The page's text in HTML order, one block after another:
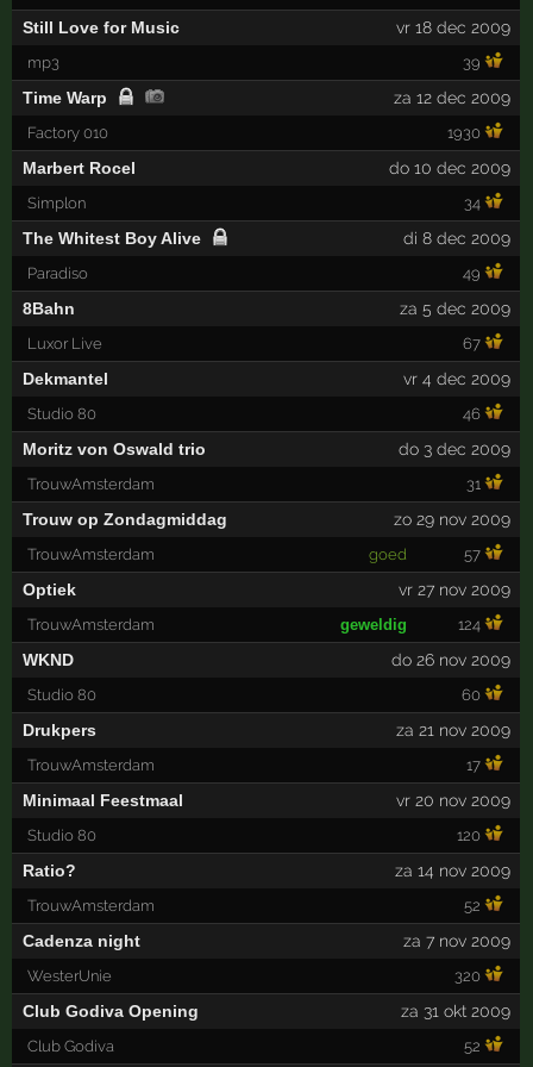
Still Love for Music vr 18 dec 2009
mp3 39
Time Warp za 12 dec 2009
Factory 010 1930
Marbert Rocel do 10 dec 2009
Simplon 34
The Whitest Boy Alive di 8 dec 2009
Paradiso 49
8Bahn za 5 dec 2009
Luxor Live 67
Dekmantel vr 4 dec 2009
Studio 80 46
Moritz von Oswald trio do 3 dec 2009
TrouwAmsterdam 31
Trouw op Zondagmiddag zo 29 nov 2009
TrouwAmsterdam goed 57
Optiek vr 27 nov 2009
TrouwAmsterdam geweldig 124
WKND do 26 nov 2009
Studio 80 60
Drukpers za 21 nov 2009
TrouwAmsterdam 17
Minimaal Feestmaal vr 20 nov 2009
Studio 80 120
Ratio? za 14 nov 2009
TrouwAmsterdam 52
Cadenza night za 7 nov 2009
WesterUnie 320
Club Godiva Opening za 31 okt 2009
Club Godiva 52